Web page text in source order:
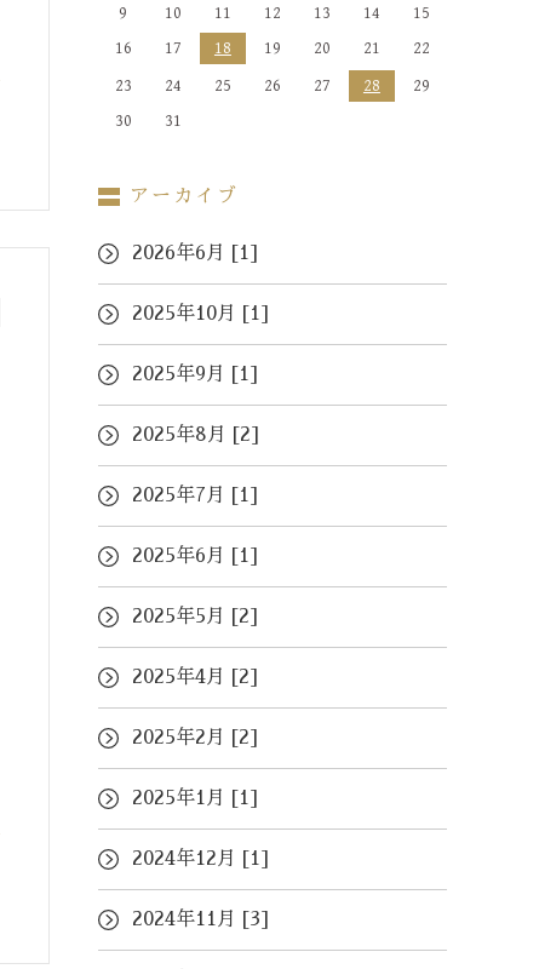
9
10 11 12 13 14
15
16
17 18 19 20 21
22
23
24 25 26 27 28
29
30
31
アーカイブ
2026年6月 [1]
2025年10月 [1]
2025年9月 [1]
2025年8月 [2]
2025年7月 [1]
2025年6月 [1]
2025年5月 [2]
2025年4月 [2]
2025年2月 [2]
2025年1月 [1]
2024年12月 [1]
2024年11月 [3]